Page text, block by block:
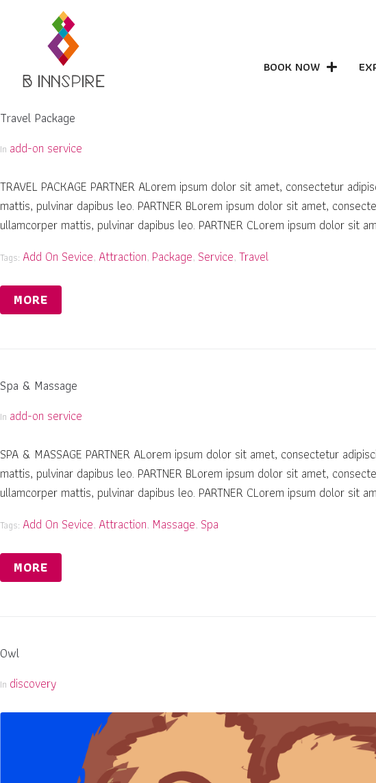
BOOK NOW
Travel Package
In add-on service
TRAVEL PACKAGE PARTNER ALorem ipsum dolor sit amet, consectetur
mattis, pulvinar dapibus leo. PARTNER BLorem ipsum dolor sit amet,
ullamcorper mattis, pulvinar dapibus leo. PARTNER CLorem ipsum dolor sit
Tags: Add On Sevice, Attraction, Package, Service, Travel
MORE
Spa & Massage
In add-on service
SPA & MASSAGE PARTNER ALorem ipsum dolor sit amet, consectetur
mattis, pulvinar dapibus leo. PARTNER BLorem ipsum dolor sit amet,
ullamcorper mattis, pulvinar dapibus leo. PARTNER CLorem ipsum dolor sit
Tags: Add On Sevice, Attraction, Massage, Spa
MORE
Owl
In discovery